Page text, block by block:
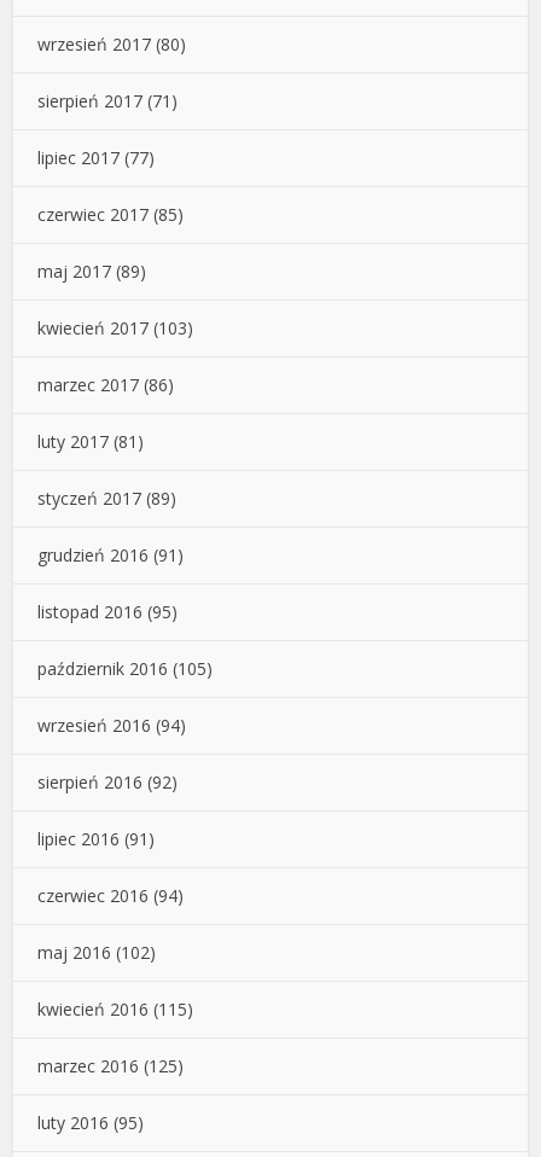
wrzesień 2017 (80)
sierpień 2017 (71)
lipiec 2017 (77)
czerwiec 2017 (85)
maj 2017 (89)
kwiecień 2017 (103)
marzec 2017 (86)
luty 2017 (81)
styczeń 2017 (89)
grudzień 2016 (91)
listopad 2016 (95)
październik 2016 (105)
wrzesień 2016 (94)
sierpień 2016 (92)
lipiec 2016 (91)
czerwiec 2016 (94)
maj 2016 (102)
kwiecień 2016 (115)
marzec 2016 (125)
luty 2016 (95)